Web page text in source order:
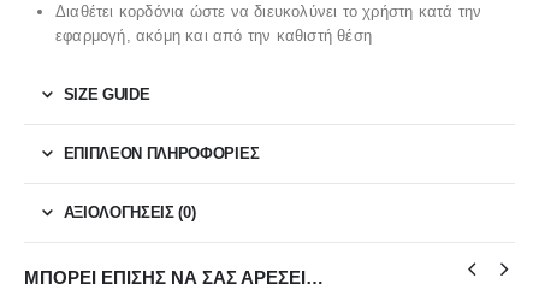
Διαθέτει κορδόνια ώστε να διευκολύνει το χρήστη κατά την
εφαρμογή, ακόμη και από την καθιστή θέση
SIZE GUIDE
ΕΠΙΠΛΈΟΝ ΠΛΗΡΟΦΟΡΊΕΣ
ΑΞΙΟΛΟΓΉΣΕΙΣ (0)
ΜΠΟΡΕΊ ΕΠΊΣΗΣ ΝΑ ΣΑΣ ΑΡΈΣΕΙ…